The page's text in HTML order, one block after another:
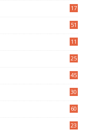
17
51
11
25
45
30
60
23